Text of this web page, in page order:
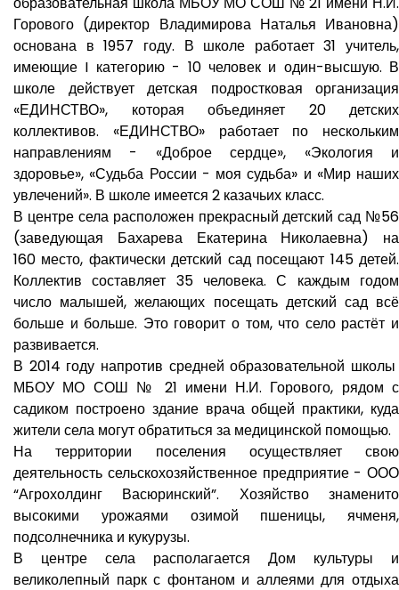
Горового (директор Владимирова Наталья Ивановна)
основана в 1957 году. В школе работает 31 учитель,
имеющие I категорию - 10 человек и один-высшую. В
школе действует детская подростковая организация
«ЕДИНСТВО», которая объединяет 20 детских
коллективов. «ЕДИНСТВО» работает по нескольким
направлениям - «Доброе сердце», «Экология и
здоровье», «Судьба России - моя судьба» и «Мир наших
увлечений». В школе имеется 2 казачьих класс.
В центре села расположен прекрасный детский сад №56
(заведующая Бахарева Екатерина Николаевна) на
160 место, фактически детский сад посещают 145 детей.
Коллектив составляет 35 человека. С каждым годом
число малышей, желающих посещать детский сад всё
больше и больше. Это говорит о том, что село растёт и
развивается.
В 2014 году напротив средней образовательной школы
МБОУ МО СОШ № 21 имени Н.И. Горового, рядом с
садиком построено здание врача общей практики, куда
жители села могут обратиться за медицинской помощью.
На территории поселения осуществляет свою
деятельность сельскохозяйственное предприятие - ООО
“Агрохолдинг Васюринский”. Хозяйство знаменито
высокими урожаями озимой пшеницы, ячменя,
подсолнечника и кукурузы.
В центре села располагается Дом культуры и
великолепный парк с фонтаном и аллеями для отдыха